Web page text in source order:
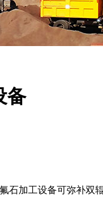
备
石加工设备可弥补双